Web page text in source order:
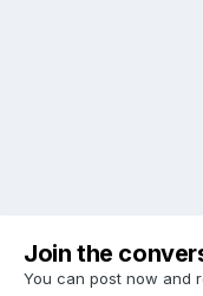
Join the
You can post now and